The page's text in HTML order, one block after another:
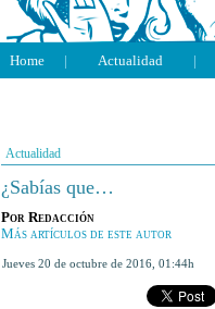
Home | Actualidad |
Actualidad
¿Sabías que…
Por Redacción
Más artículos de este autor
jueves 20 de octubre de 2016 01:44h